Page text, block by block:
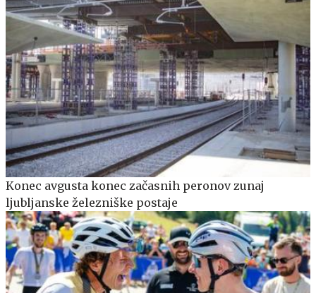
Konec avgusta konec začasnih peronov zunaj
ljubljanske železniške postaje